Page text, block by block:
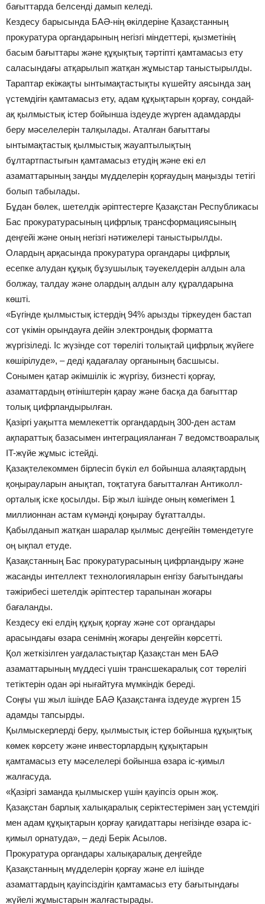
бағыттарда белсенді дамып келеді.
Кездесу барысында БАӘ-нің өкілдеріне Қазақстанның
прокуратура органдарының негізгі міндеттері, қызметінің
басым бағыттары және құқықтық тәртіпті қамтамасыз ету
саласындағы атқарылып жатқан жұмыстар таныстырылды.
Тараптар екіжақты ынтымақтастықты күшейту аясында заң
үстемдігін қамтамасыз ету, адам құқықтарын қорғау, сондай-
ақ қылмыстық істер бойынша іздеуде жүрген адамдарды
беру мәселелерін талқылады. Аталған бағыттағы
ынтымақтастық қылмыстық жауаптылықтың
бұлтартпастығын қамтамасыз етудің және екі ел
азаматтарының заңды мүдделерін қорғаудың маңызды тетігі
болып табылады.
Бұдан бөлек, шетелдік әріптестерге Қазақстан Республикасы
Бас прокуратурасының цифрлық трансформациясының
деңгейі және оның негізгі нәтижелері таныстырылды.
Олардың арқасында прокуратура органдары цифрлық
есепке алудан құқық бұзушылық тәуекелдерін алдын ала
болжау, талдау және олардың алдын алу құралдарына
көшті.
«Бүгінде қылмыстық істердің 94% арызды тіркеуден бастап
сот үкімін орындауға дейін электрондық форматта
жүргізіледі. Іс жүзінде сот төрелігі толықтай цифрлық жүйеге
көшірілуде», – деді қадағалау органының басшысы.
Сонымен қатар әкімшілік іс жүргізу, бизнесті қорғау,
азаматтардың өтініштерін қарау және басқа да бағыттар
толық цифрландырылған.
Қазіргі уақытта мемлекеттік органдардың 300-ден астам
ақпараттық базасымен интеграцияланған 7 ведомствоаралық
IT-жүйе жұмыс істейді.
Қазақтелекоммен бірлесіп бүкіл ел бойынша алаяқтардың
қоңырауларын анықтап, тоқтатуға бағытталған Антиколл-
орталық іске қосылды. Бір жыл ішінде оның көмегімен 1
миллионнан астам күмәнді қоңырау бұғатталды.
Қабылданып жатқан шаралар қылмыс деңгейін төмендетуге
оң ықпал етуде.
Қазақстанның Бас прокуратурасының цифрландыру және
жасанды интеллект технологияларын енгізу бағытындағы
тәжірибесі шетелдік әріптестер тарапынан жоғары
бағаланды.
Кездесу екі елдің құқық қорғау және сот органдары
арасындағы өзара сенімнің жоғары деңгейін көрсетті.
Қол жеткізілген уағдаластықтар Қазақстан мен БАӘ
азаматтарының мүддесі үшін трансшекаралық сот төрелігі
тетіктерін одан әрі нығайтуға мүмкіндік береді.
Соңғы үш жыл ішінде БАӘ Қазақстанға іздеуде жүрген 15
адамды тапсырды.
Қылмыскерлерді беру, қылмыстық істер бойынша құқықтық
көмек көрсету және инвесторлардың құқықтарын
қамтамасыз ету мәселелері бойынша өзара іс-қимыл
жалғасуда.
«Қазіргі заманда қылмыскер үшін қауіпсіз орын жоқ.
Қазақстан барлық халықаралық серіктестерімен заң үстемдігі
мен адам құқықтарын қорғау қағидаттары негізінде өзара іс-
қимыл орнатуда», – деді Берік Асылов.
Прокуратура органдары халықаралық деңгейде
Қазақстанның мүдделерін қорғау және ел ішінде
азаматтардың қауіпсіздігін қамтамасыз ету бағытындағы
жүйелі жұмыстарын жалғастырады.